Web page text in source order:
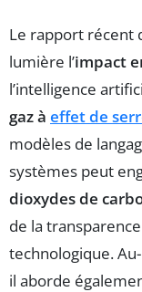
Le rapport récent
lumière l’impact
l’intelligence
gaz à effet de
modèles de
systèmes peut
dioxydes de
de la
technologique.
il aborde